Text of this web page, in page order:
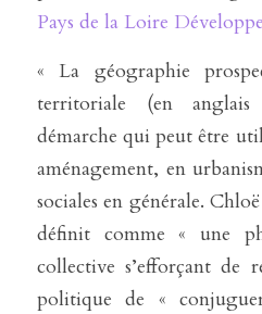
Pays de la Loire
« La géographie
territoriale (en
démarche qui peut être
aménagement, en
sociales en générale.
définit comme « une
collective s’efforçant de
politique de «